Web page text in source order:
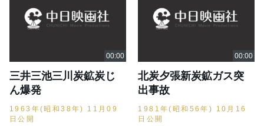
三井三池三川炭鉱炭じ
ん爆発
1963年(昭和38年) 11月09
日公開
北炭夕張新炭鉱ガス突
出事故
1981年(昭和56年) 10月16
日公開